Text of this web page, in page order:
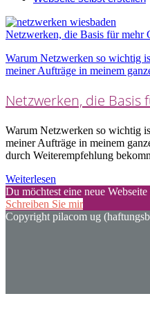
Netzwerken, die Basis für mehr
Warum Netzwerken so wichtig
meiner Aufträge in meinem
Netzwerken, die Basis
Warum Netzwerken so wichtig
meiner Aufträge in meinem
durch Weiterempfehlung
Weiterlesen
Du möchtest eine neue
Schreiben Sie mir
Copyright pilacom ug